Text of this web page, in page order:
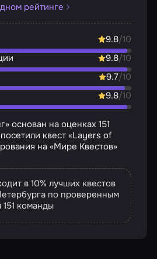
рейтинге
9.8/10
9.8/10
9.7/10
9.8/10
основан на оценках 151
квест «Layers of
на «Мире Квестов»
в 10% лучших квестов
по проверенным
151 команды